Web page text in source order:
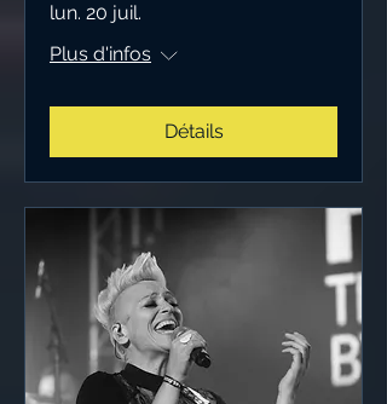
lun. 20 juil.
Plus d'infos
Détails